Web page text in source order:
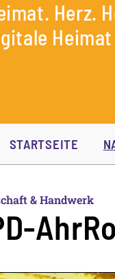
Herz.
STARTSEITE
& Handwerk